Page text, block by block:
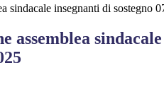
sindacale insegnanti di sostegno
assemblea